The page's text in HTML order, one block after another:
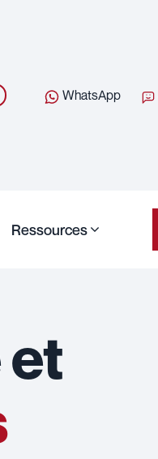
WhatsApp
Ressources